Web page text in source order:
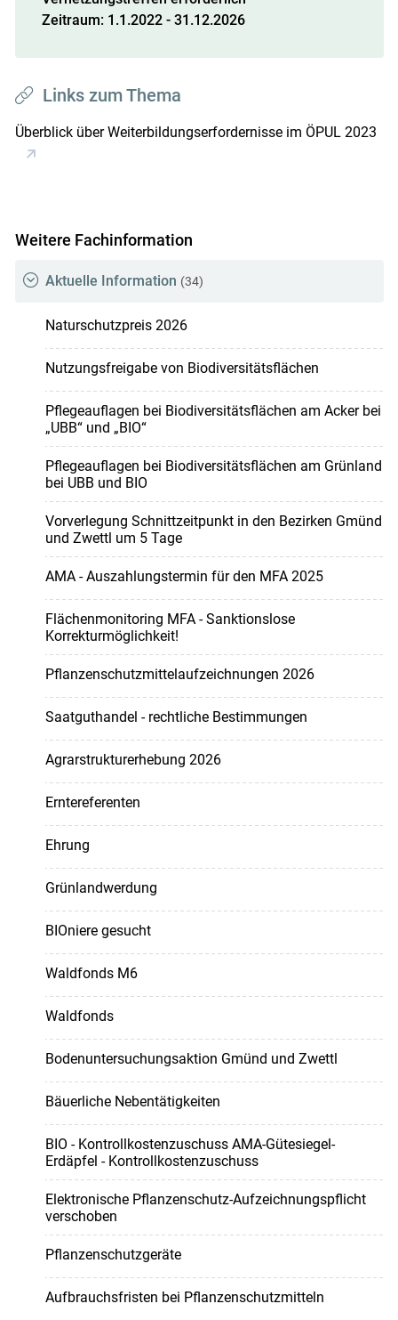
Zeitraum: 1.1.2022 - 31.12.2026
Links zum Thema
Überblick über Weiterbildungserfordernisse im ÖPUL 2023
Weitere Fachinformation
Aktuelle Information (34)
Naturschutzpreis 2026
Nutzungsfreigabe von Biodiversitätsflächen
Pflegeauflagen bei Biodiversitätsflächen am Acker bei
„UBB“ und „BIO“
Pflegeauflagen bei Biodiversitätsflächen am Grünland
bei UBB und BIO
Vorverlegung Schnittzeitpunkt in den Bezirken Gmünd
und Zwettl um 5 Tage
AMA - Auszahlungstermin für den MFA 2025
Flächenmonitoring MFA - Sanktionslose
Korrekturmöglichkeit!
Pflanzenschutzmittelaufzeichnungen 2026
Saatguthandel - rechtliche Bestimmungen
Agrarstrukturerhebung 2026
Erntereferenten
Ehrung
Grünlandwerdung
BIOniere gesucht
Waldfonds M6
Waldfonds
Bodenuntersuchungsaktion Gmünd und Zwettl
Bäuerliche Nebentätigkeiten
BIO - Kontrollkostenzuschuss AMA-Gütesiegel-
Erdäpfel - Kontrollkostenzuschuss
Elektronische Pflanzenschutz-Aufzeichnungspflicht
verschoben
Pflanzenschutzgeräte
Aufbrauchsfristen bei Pflanzenschutzmitteln